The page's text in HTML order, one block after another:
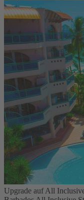
Upgrade auf All